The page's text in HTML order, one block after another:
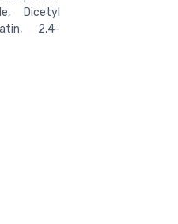
Dicetyl
2,4-